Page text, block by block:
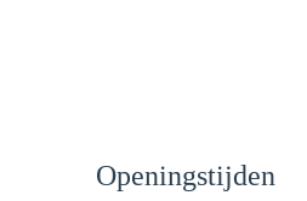
Openingstijden